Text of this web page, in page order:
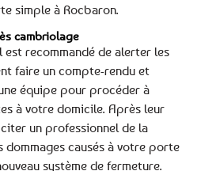
simple à Rocbaron.
cambriolage
recommandé de alerter les
faire un compte-rendu et
équipe pour procéder à
à votre domicile. Après leur
un professionnel de la
causés à votre porte
système de fermeture.